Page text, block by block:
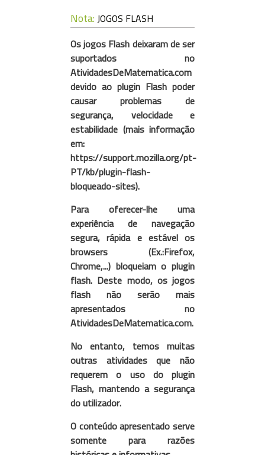
Nota:JOGOS FLASH
Os jogos Flash deixaram de ser
suportados no
AtividadesDeMatematica.com
devido ao plugin Flash poder
causar problemas de
segurança, velocidade e
estabilidade (mais informação
em:
https://support.mozilla.org/pt-
PT/kb/plugin-flash-
bloqueado-sites).
Para oferecer-lhe uma
experiência de navegação
segura, rápida e estável os
browsers (Ex.:Firefox,
Chrome,...) bloqueiam o plugin
flash. Deste modo, os jogos
flash não serão mais
apresentados no
AtividadesDeMatematica.com.
No entanto, temos muitas
outras atividades que não
requerem o uso do plugin
Flash, mantendo a segurança
do utilizador.
O conteúdo apresentado serve
somente para razões